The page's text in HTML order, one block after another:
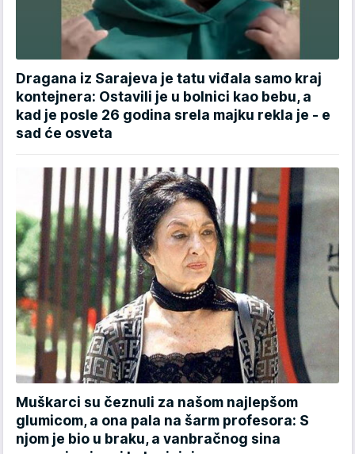
Dragana iz Sarajeva je tatu viđala samo kraj
kontejnera: Ostavili je u bolnici kao bebu, a
kad je posle 26 godina srela majku rekla je - e
sad će osveta
Muškarci su čeznuli za našom najlepšom
glumicom, a ona pala na šarm profesora: S
njom je bio u braku, a vanbračnog sina